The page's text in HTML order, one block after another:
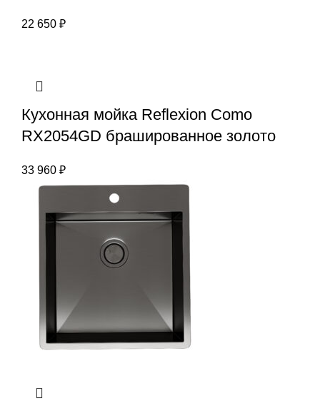
22 650 ₽
Кухонная мойка Reflexion Como
RX2054GD брашированное золото
33 960 ₽